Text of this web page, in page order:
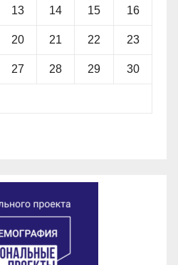
13 14 15 16
20 21 22 23
27 28 29 30